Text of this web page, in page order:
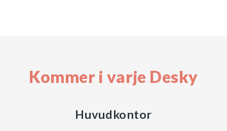
Kommer i varje Desky
Huvudkontor